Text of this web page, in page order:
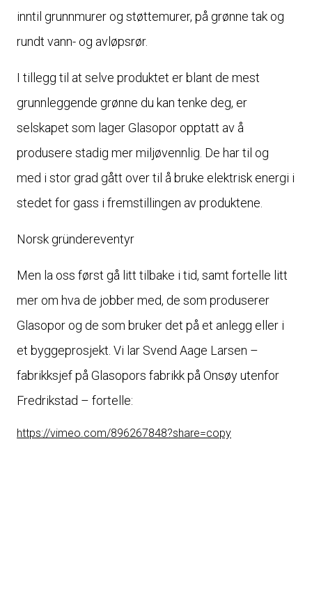
inntil grunnmurer og støttemurer, på grønne tak og
rundt vann- og avløpsrør.
I tillegg til at selve produktet er blant de mest
grunnleggende grønne du kan tenke deg, er
selskapet som lager Glasopor opptatt av å
produsere stadig mer miljøvennlig. De har til og
med i stor grad gått over til å bruke elektrisk energi i
stedet for gass i fremstillingen av produktene.
Norsk gründereventyr
Men la oss først gå litt tilbake i tid, samt fortelle litt
mer om hva de jobber med, de som produserer
Glasopor og de som bruker det på et anlegg eller i
et byggeprosjekt. Vi lar Svend Aage Larsen –
fabrikksjef på Glasopors fabrikk på Onsøy utenfor
Fredrikstad – fortelle:
https://vimeo.com/896267848?share=copy